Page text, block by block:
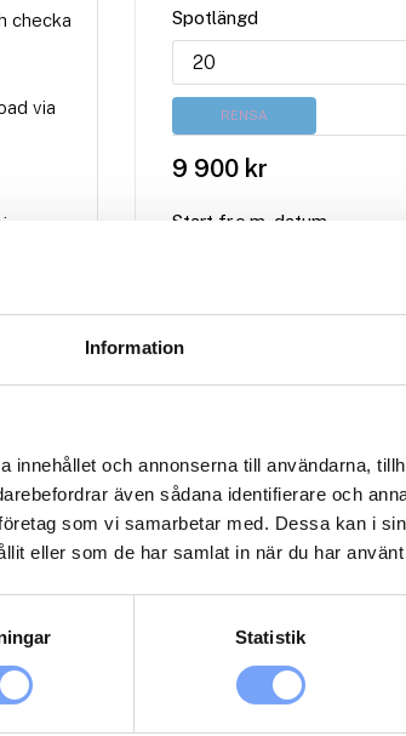
Information
innehållet och annonserna till användarna,
även sådana identifierare och
som vi samarbetar med. Dessa kan i
eller som de har samlat in när du har
Statistik
checka
via
Spotlängd
RENSA
9 900 kr
Start fr.o.m. datum
Antal paket (se ovan)